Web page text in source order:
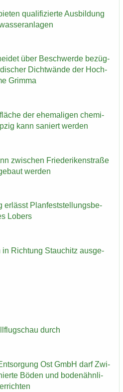
qua­li­fi­zier­te Aus­bil­dung
über Be­schwer­de be­züg­
Dicht­wän­de der Hoch­
Grim­ma
der ehe­ma­li­gen che­mi­
kann sa­niert wer­den
zwi­schen Frie­de­ri­ken­stra­ße
wer­den
er­lässt Plan­fest­stel­lungs­be­
Lobers
in Rich­tung Stau­chitz aus­ge­
durch
Ost GmbH darf Zwi­
Böden und bo­den­ähn­li­